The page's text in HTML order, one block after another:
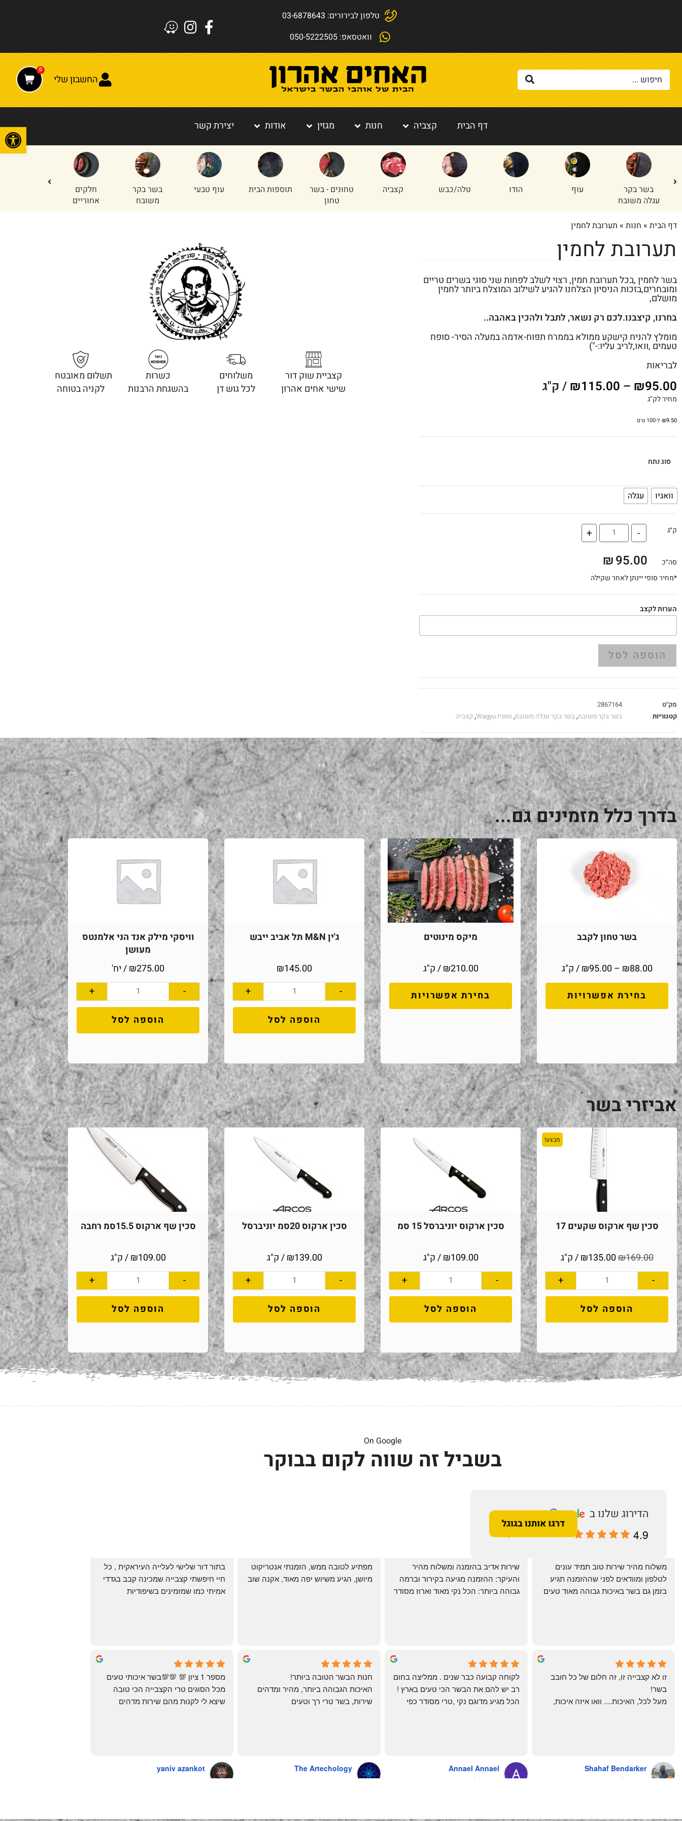
טלפון לבירורים: 03-6878643
וואטסאפ: 050-5222505
החשבון שלי
0
דף הבית קצביה חנות מגזין אודות יצירת קשר
בשר בקר
עגלה משובח
עוף הודו טלה/כבש קצביה
טחונים - בשר
טחון
תוספות הבית עוף טבעי
בשר בקר
משובח
חלקים
אחוריים
דף הבית » חנות » תערובת לחמין
תערובת לחמין
בשר לחמין ,בכל תערובת חמין, רצוי לשלב לפחות שני סוגי בשרים טריים
ומובחרים,בזכות הניסיון הצלחנו להגיע לשילוב המוצלח ביותר לחמין
מושלם,
בחרנו, קיצבנו.לכם רק נשאר, לתבל ולהכין באהבה..
מומלץ להניח קישקע ממולא בממרח תפוח-אדמה במעלה הסיר- סופח
טעמים ,וואו,לריב עליו:-")
לבריאות
₪95.00
–
₪115.00 / ק"ג
מחיר לק"ג
₪9.50 ל-100 גרם
סוג נתח
וואגיו עגלה
ק״ג -
+
סה״כ 95.00
₪
*מחיר סופי יינתן לאחר שקילה
הערות לקצב
הוספה לסל
מק"ט
2867164
קטגוריות
בשר בקר משובח,בשר בקר עגלה משובח, וואגיו Wagyu , קצביה
קצביית שוק דור
שישי אחים אהרון
משלוחים
לכל גוש דן
כשרות
בהשגחת הרבנות
תשלום מאובטח
לקניה בטוחה
בדרך כלל מזמינים גם...
בשר טחון לקבב
₪88.00
–
₪95.00
/ ק"ג
בחירת אפשרויות
מיקס מינוטים
₪210.00
/ ק"ג
בחירת אפשרויות
ג'ין M&N תל אביב ייבש
₪145.00
-
+
הוספה לסל
וויסקי מילק אנד הני אלמנטס
מעושן
₪275.00 / יח'
-
+
הוספה לסל
אביזרי בשר
מבצע!
סכין שף ארקוס שקעים 17
₪169.00
₪135.00 / ק"ג
-
+
הוספה לסל
סכין ארקוס יוניברסל 15 סמ
₪109.00 / ק"ג
-
+
הוספה לסל
סכין ארקוס 20סמ יוניברסל
₪139.00 / ק"ג
-
+
הוספה לסל
סכין שף ארקוס 15.5סמ רחבה
₪109.00 / ק"ג
-
+
הוספה לסל
On Google
בשביל זה שווה לקום בבוקר
4.9
May Azulay
a month ago
michal gottfried
4 months ago
שי
4 months ago
מיושן, הגיע משיוש יפה מאוד, אקנה שוב
Yonatan Menashe
6 months ago
Shahaf Bendarker
בשר!
אהרון' איך מנהלים עסק ושירות לקוחות
Annael Annael
The Artechology
חנות הבשר הטובה ביותר!
האיכות הגבוהה ביותר, מהיר ומדהים
שירות, בשר טרי רך וטעים
yaniv azankot